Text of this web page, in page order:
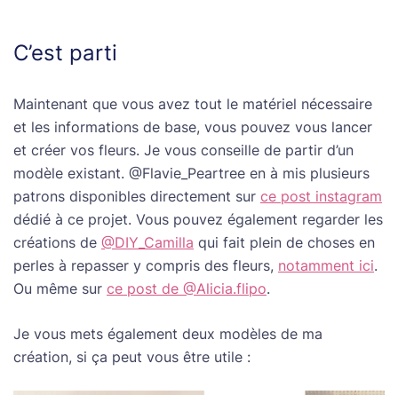
C’est parti
Maintenant que vous avez tout le matériel nécessaire
et les informations de base, vous pouvez vous lancer
et créer vos fleurs. Je vous conseille de partir d’un
modèle existant. @Flavie_Peartree en à mis plusieurs
patrons disponibles directement sur ce post instagram
dédié à ce projet. Vous pouvez également regarder les
créations de @DIY_Camilla qui fait plein de choses en
perles à repasser y compris des fleurs, notamment ici.
Ou même sur ce post de @Alicia.flipo.
Je vous mets également deux modèles de ma
création, si ça peut vous être utile :